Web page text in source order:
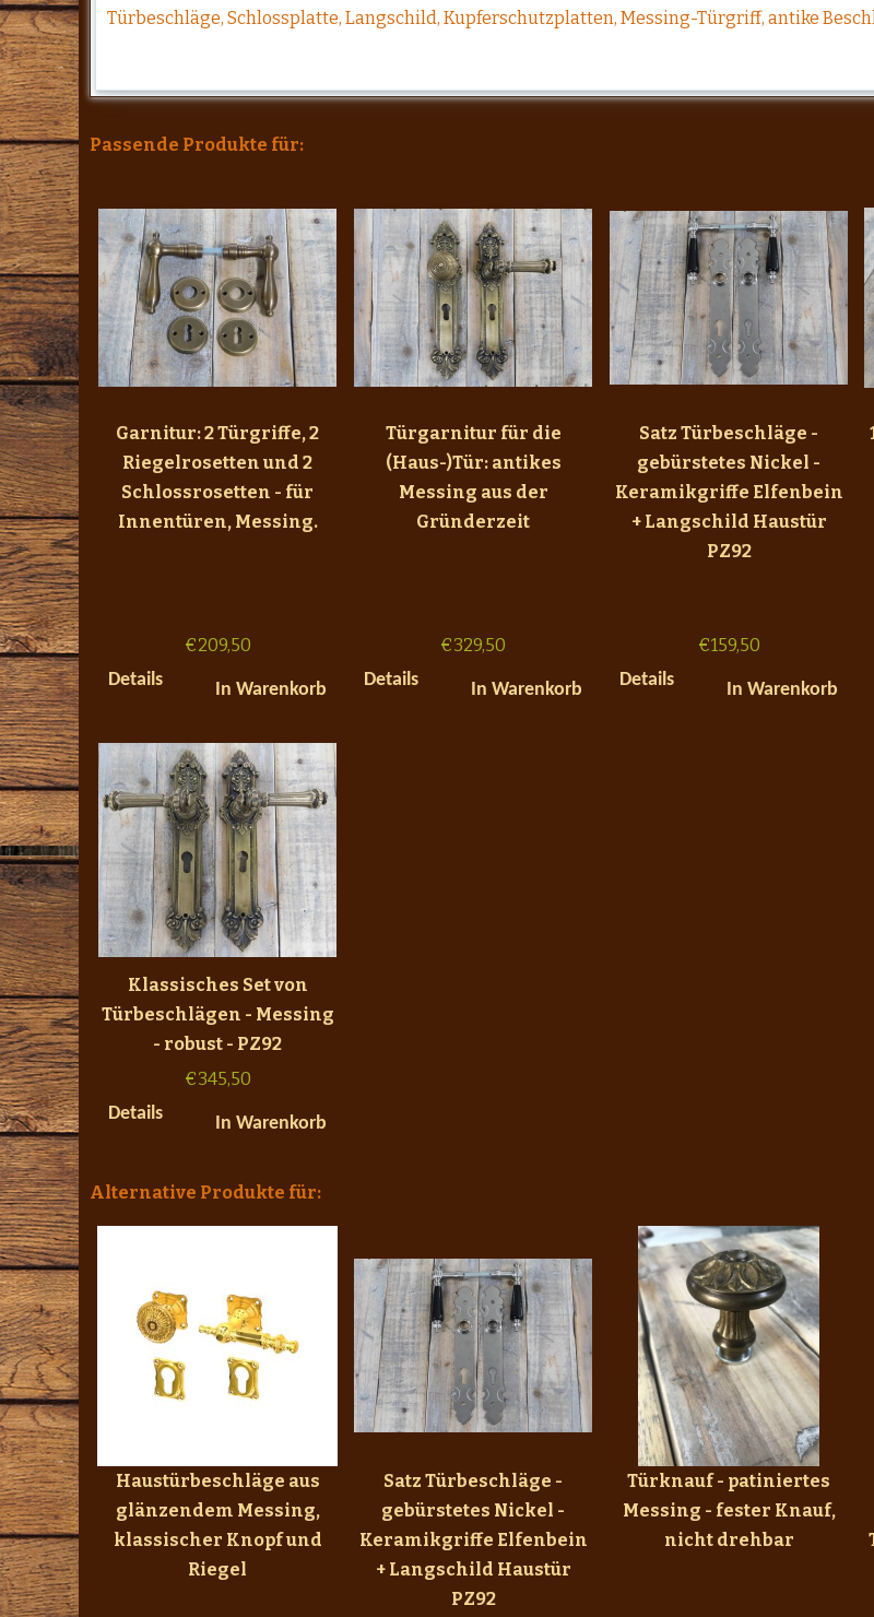
Türbeschläge, Schlossplatte, Langschild, Kupferschutzplatten, Messing-Türgriff, antike
Passende Produkte für:
Garnitur: 2 Türgriffe, 2
Riegelrosetten und 2
Schlossrosetten - für
Innentüren, Messing.
€209,50
Details
In Warenkorb
Türgarnitur für die
(Haus-)Tür: antikes
Messing aus der
Gründerzeit
€329,50
Details
In Warenkorb
Satz Türbeschläge -
gebürstetes Nickel -
Keramikgriffe Elfenbein
+ Langschild Haustür
PZ92
€159,50
Details
In Warenkorb
Klassisches Set von
Türbeschlägen - Messing
- robust - PZ92
€345,50
Details
In Warenkorb
Alternative Produkte für:
Haustürbeschläge aus
glänzendem Messing,
klassischer Knopf und
Riegel
Satz Türbeschläge -
gebürstetes Nickel -
Keramikgriffe Elfenbein
+ Langschild Haustür
PZ92
Türknauf - patiniertes
Messing - fester Knauf,
nicht drehbar